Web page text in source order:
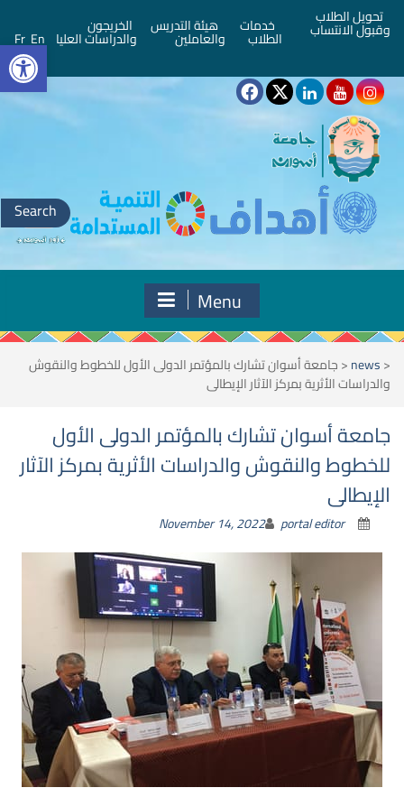
تحويل الطلاب
وقبول الانتساب خدمات
الطلاب
هيئة التدريس
والعاملين
الخريجون
والدراسات العليا En
Fr
Search
for:
Menu
<
news
<جامعة أسوان تشارك بالمؤتمر الدولى الأول للخطوط والنقوش
والدراسات الأثرية بمركز الآثار الإيطالى
جامعة أسوان تشارك بالمؤتمر الدولى الأول
للخطوط والنقوش والدراسات الأثرية بمركز الآثار
الإيطالى
November 14, 2022 portal editor